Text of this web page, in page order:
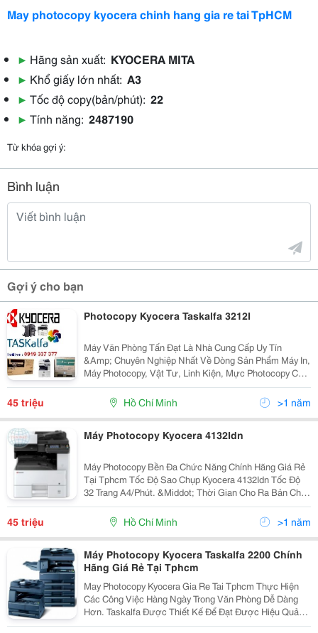
May photocopy kyocera chinh hang gia re tai TpHCM
▶ Hãng sản xuất: KYOCERA MITA
▶ Khổ giấy lớn nhất: A3
▶ Tốc độ copy(bản/phút): 22
▶ Tính năng: 2487190
Từ khóa gợi ý:
Bình luận
Gợi ý cho bạn
Photocopy Kyocera Taskalfa 3212I
Máy Văn Phòng Tấn Đạt Là Nhà Cung Cấp Uy Tín
&Amp; Chuyên Nghiệp Nhất Về Dòng Sản Phẩm Máy In,
Máy Photocopy, Vật Tư, Linh Kiện, Mực Photocopy Của
Nhật Như : Kyocera (Mita )Taskalfa, Xerox, Ricoh, Hp
Mfp, Toshiba Tại Tp Hcm Thời Buổi Kinh Tế...
45 triệu Hồ Chí Minh >1 năm
Máy Photocopy Kyocera 4132Idn
Máy Photocopy Bền Đa Chức Năng Chính Hãng Giá Rẻ
Tại Tphcm Tốc Độ Sao Chụp Kyocera 4132Idn Tốc Độ
32 Trang A4/Phút. &Middot; Thời Gian Cho Ra Bản Chụp
Đầu Tiên Dưới 5,7 Giây. &Middot; Bộ Đảo Mặt Bản
Chụp (Chọn Thêm) Giúp Bạn Tiết Kiệm Hơn. ...
45 triệu Hồ Chí Minh >1 năm
Máy Photocopy Kyocera Taskalfa 2200 Chính
Hãng Giá Rẻ Tại Tphcm
May Photocopy Kyocera Gia Re Tai Tphcm Thực Hiện
Các Công Việc Hàng Ngày Trong Văn Phòng Dễ Dàng
Hơn. Taskalfa Được Thiết Kế Để Đạt Được Hiệu Quả
Lớn Nhất Trong Công Việc. Thiết Kế Mới Của Taskalfa